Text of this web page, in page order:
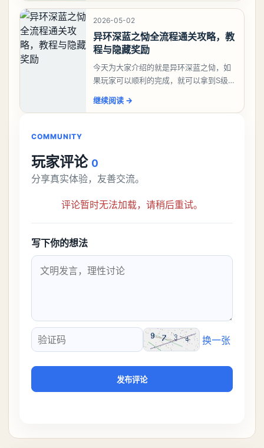
囗、吓、卟、
2026-05-02
异环深蓝之恸全流程通关攻略，教
程与隐藏奖励
今天为大家介绍的就是异环深蓝之恸，如
果玩家可以顺利的完成，就可以拿到S级弧
比较高的，对于那些新手玩家并不建议直
继续阅读 →
COMMUNITY
玩家评论 0
分享真实体验，友善交流。
评论暂时无法加载，请稍后重试。
写下你的想法
验证码
换一张
发布评论